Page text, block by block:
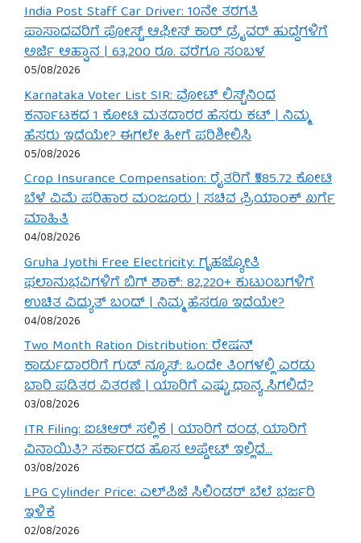
India Post Staff Car Driver: 10ನೇ ತರಗತಿ
ಪಾಸಾದವರಿಗೆ ಪೋಸ್ಟ್ ಆಫೀಸ್ ಕಾರ್ ಡ್ರೈವರ್ ಹುದ್ದೆಗಳಿಗೆ
ಅರ್ಜಿ ಆಹ್ವಾನ | 63,200 ರೂ. ವರೆಗೂ ಸಂಬಳ
05/08/2026
Karnataka Voter List SIR: ವೋಟ್ ಲಿಸ್ಟ್‌ನಿಂದ
ಕರ್ನಾಟಕದ 1 ಕೋಟಿ ಮತದಾರರ ಹೆಸರು ಕಟ್ | ನಿಮ್ಮ
ಹೆಸರು ಇದೆಯೇ? ಈಗಲೇ ಹೀಗೆ ಪರಿಶೀಲಿಸಿ
05/08/2026
Crop Insurance Compensation: ರೈತರಿಗೆ ₹585.72 ಕೋಟಿ
ಬೆಳೆ ವಿಮೆ ಪರಿಹಾರ ಮಂಜೂರು | ಸಚಿವ ಪ್ರಿಯಾಂಕ್ ಖರ್ಗೆ
ಮಾಹಿತಿ
04/08/2026
Gruha Jyothi Free Electricity: ಗೃಹಜ್ಯೋತಿ
ಫಲಾನುಭವಿಗಳಿಗೆ ಬಿಗ್ ಶಾಕ್: 82,220+ ಕುಟುಂಬಗಳಿಗೆ
ಉಚಿತ ವಿದ್ಯುತ್ ಬಂದ್ | ನಿಮ್ಮ ಹೆಸರೂ ಇದೆಯೇ?
04/08/2026
Two Month Ration Distribution: ರೇಷನ್
ಕಾರ್ಡುದಾರರಿಗೆ ಗುಡ್ ನ್ಯೂಸ್: ಒಂದೇ ತಿಂಗಳಲ್ಲಿ ಎರಡು
ಬಾರಿ ಪಡಿತರ ವಿತರಣೆ | ಯಾರಿಗೆ ಎಷ್ಟು ಧಾನ್ಯ ಸಿಗಲಿದೆ?
03/08/2026
ITR Filing: ಐಟಿಆರ್ ಸಲ್ಲಿಕೆ | ಯಾರಿಗೆ ದಂಡ, ಯಾರಿಗೆ
ವಿನಾಯಿತಿ? ಸರ್ಕಾರದ ಹೊಸ ಅಪ್ಡೇಟ್ ಇಲ್ಲಿದೆ…
03/08/2026
LPG Cylinder Price: ಎಲ್‌ಪಿಜಿ ಸಿಲಿಂಡರ್ ಬೆಲೆ ಭರ್ಜರಿ
ಇಳಿಕೆ
02/08/2026